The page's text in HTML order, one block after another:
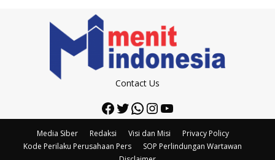
Contact Us
Facebook
Twitter
WhatsApp
Instagram
YouTube
Media Siber Redaksi Visi dan Misi
Privacy Policy
Kode Perilaku Perusahaan Pers
SOP Perlindungan Wartawan